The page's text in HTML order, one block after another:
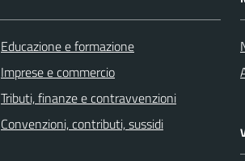
Educazione e formazione
Imprese e commercio
Tributi, finanze e contravvenzioni
Convenzioni, contributi, sussidi